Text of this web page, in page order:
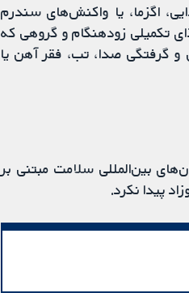
اگزما، یا واکنش‌های سندرم
تکمیلی زودهنگام و گروهی که
و گرفتگی صدا، تب، فقر آهن یا
بین‌المللی سلامت مبتنی بر
پیدا نکرد.